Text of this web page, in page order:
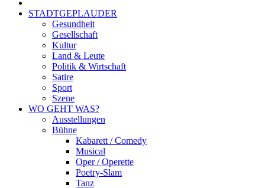
STADTGEPLAUDER
Gesundheit
Gesellschaft
Kultur
Land & Leute
Politik & Wirtschaft
Satire
Sport
Szene
WO GEHT WAS?
Ausstellungen
Bühne
Kabarett / Comedy
Musical
Oper / Operette
Poetry-Slam
Tanz